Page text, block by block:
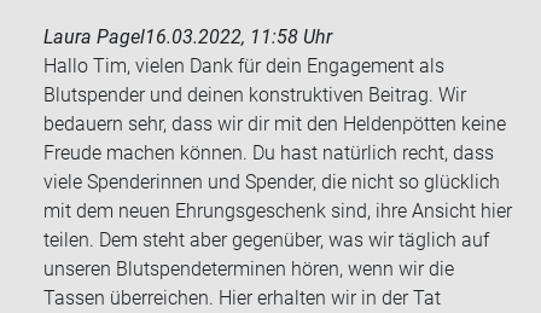
Laura Pagel16.03.2022, 11:58 Uhr
Hallo Tim, vielen Dank für dein Engagement als
Blutspender und deinen konstruktiven Beitrag. Wir
bedauern sehr, dass wir dir mit den Heldenpötten keine
Freude machen können. Du hast natürlich recht, dass
viele Spenderinnen und Spender, die nicht so glücklich
mit dem neuen Ehrungsgeschenk sind, ihre Ansicht hier
teilen. Dem steht aber gegenüber, was wir täglich auf
unseren Blutspendeterminen hören, wenn wir die
Tassen überreichen. Hier erhalten wir in der Tat